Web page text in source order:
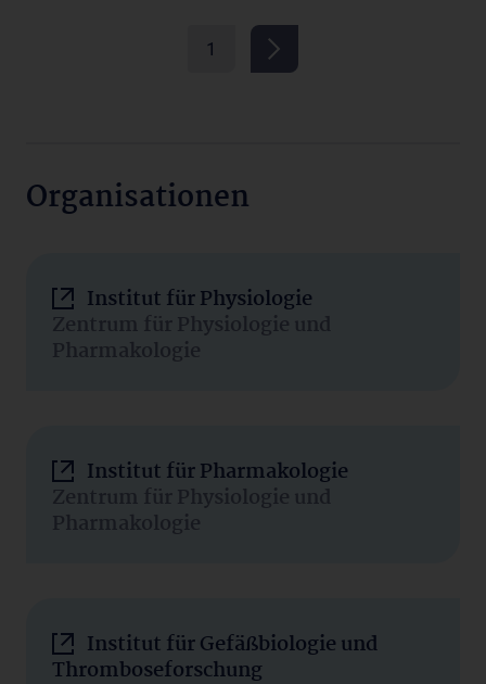
1
Organisationen
Institut für Physiologie
Zentrum für Physiologie und
Pharmakologie
Institut für Pharmakologie
Zentrum für Physiologie und
Pharmakologie
Institut für Gefäßbiologie und
Thromboseforschung